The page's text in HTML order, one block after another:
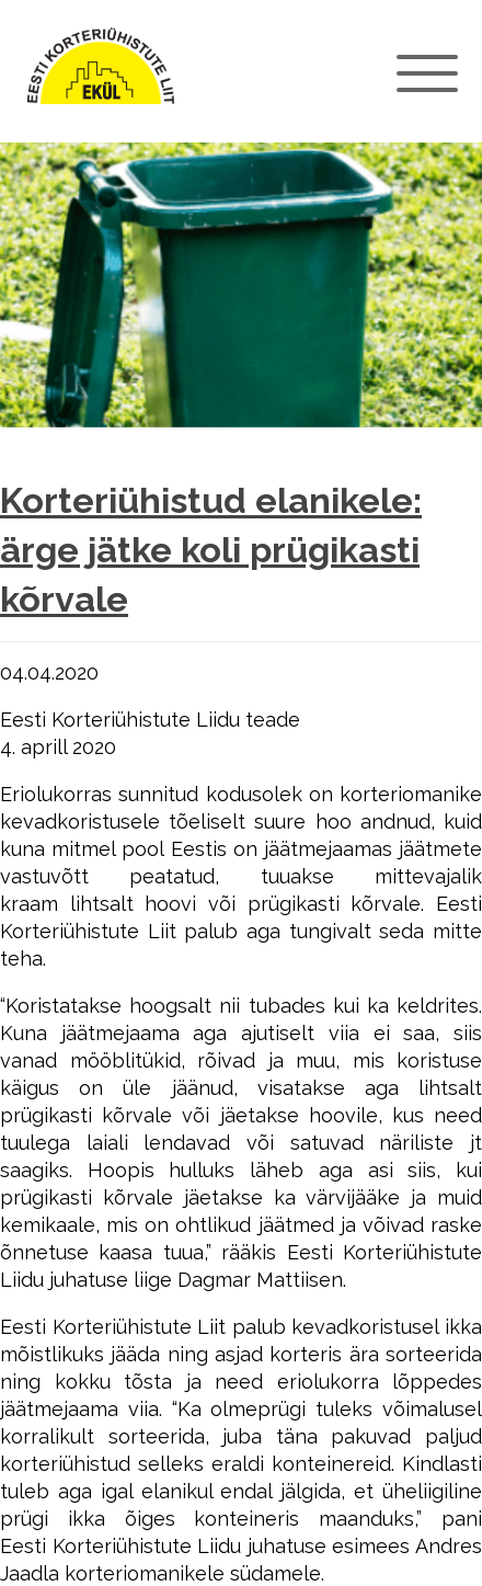
Korteriühistud elanikele:
ärge jätke koli prügikasti
kõrvale
04.04.2020
Eesti Korteriühistute Liidu teade
4. aprill 2020
Eriolukorras sunnitud kodusolek on korteriomanike
kevadkoristusele tõeliselt suure hoo andnud, kuid
kuna mitmel pool Eestis on jäätmejaamas jäätmete
vastuvõtt peatatud, tuuakse mittevajalik
kraam lihtsalt hoovi või prügikasti kõrvale. Eesti
Korteriühistute Liit palub aga tungivalt seda mitte
teha.
“Koristatakse hoogsalt nii tubades kui ka keldrites.
Kuna jäätmejaama aga ajutiselt viia ei saa, siis
vanad mööblitükid, rõivad ja muu, mis koristuse
käigus on üle jäänud, visatakse aga lihtsalt
prügikasti kõrvale või jäetakse hoovile, kus need
tuulega laiali lendavad või satuvad näriliste jt
saagiks. Hoopis hulluks läheb aga asi siis, kui
prügikasti kõrvale jäetakse ka värvijääke ja muid
kemikaale, mis on ohtlikud jäätmed ja võivad raske
õnnetuse kaasa tuua,” rääkis Eesti Korteriühistute
Liidu juhatuse liige Dagmar Mattiisen.
Eesti Korteriühistute Liit palub kevadkoristusel ikka
mõistlikuks jääda ning asjad korteris ära sorteerida
ning kokku tõsta ja need eriolukorra lõppedes
jäätmejaama viia. “Ka olmeprügi tuleks võimalusel
korralikult sorteerida, juba täna pakuvad paljud
korteriühistud selleks eraldi konteinereid. Kindlasti
tuleb aga igal elanikul endal jälgida, et üheliigiline
prügi ikka õiges konteineris maanduks,” pani
Eesti Korteriühistute Liidu juhatuse esimees Andres
Jaadla korteriomanikele südamele.